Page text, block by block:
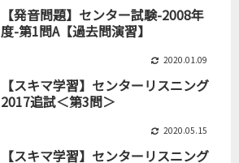
【発音問題】センター試験-2008年
度-第1問A【過去問演習】
2020.01.09
【スキマ学習】センターリスニング
2017追試＜第3問＞
2020.05.15
【スキマ学習】センターリスニング